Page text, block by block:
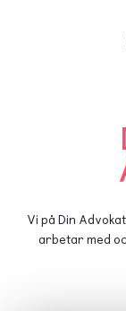
Vi på Din
arbetar med